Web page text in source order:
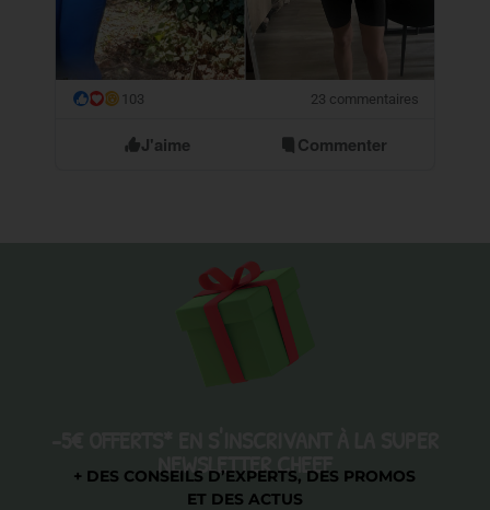
😮 103 23 commentaires
J'aime Commenter
NEWSLETTER CHEEF
+ DES CONSEILS D’EXPERTS, DES PROMOS
ET DES ACTUS